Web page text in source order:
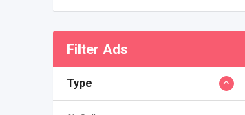
Filter Ads
Type